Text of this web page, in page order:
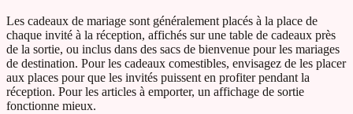
Les cadeaux de mariage sont généralement placés à la place de
chaque invité à la réception, affichés sur une table de cadeaux près
de la sortie, ou inclus dans des sacs de bienvenue pour les mariages
de destination. Pour les cadeaux comestibles, envisagez de les placer
aux places pour que les invités puissent en profiter pendant la
réception. Pour les articles à emporter, un affichage de sortie
fonctionne mieux.